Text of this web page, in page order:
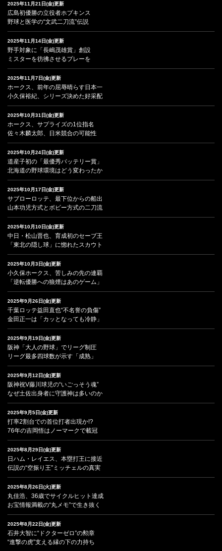
2025年11月21日(金)更新
広島初優勝の立役者ホプキンス
野球と医学の“文武二刀流”伝説
2025年11月14日(金)更新
野手対象に「長嶋茂雄賞」創設
ミスターを彷彿させるプレーを
2025年11月7日(金)更新
ホークス、前年の屈辱晴らす日本一
小久保裕紀、シリーズ決めた好采配
2025年10月31日(金)更新
ホークス、サプライズの1位指名
佐々木麟太郎、日米競合の可能性
2025年10月24日(金)更新
道産子初の「最優秀バッテリー賞」
北海道の野球環境はどう変わったか
2025年10月17日(金)更新
サブローロッテ、最下位からの船出
山本功児方式とボビー方式の二刀流
2025年10月10日(金)更新
中日・松山晋也、育成初のセーブ王
「東北の隠し球」に惚れたスカウト
2025年10月3日(金)更新
小久保ホークス、苦しみの先の連覇
「逆転優勝への狼煙はあのゲーム」
2025年9月26日(金)更新
千葉ロッテ益田直也“不名誉の負傷”
金田正一は「カッとなっても冷静」
2025年9月19日(金)更新
阪神「大人の野球」でリーグ制圧
リーグ最多四球数が示す「成熟」
2025年9月12日(金)更新
阪神祝V藤川球児の“いごっそう魂”
なぜ土佐出身者に守護神は多いのか
2025年9月5日(金)更新
打率2割台での首位打者出現か!?
76年の吉岡悟はノーマークで載冠
2025年8月29日(金)更新
日ハム・レイエス、本塁打王に接近
伝説の“空振り王”ミッチェルの真実
2025年8月26日(火)更新
丸佳浩、36歳でサイクルヒット達成
お宝情報満載の“丸メモ”で生き抜く
2025年8月22日(金)更新
石井大智に“ドクターゼロ”の勲章
“進撃の虎”支える縁の下の力持ち